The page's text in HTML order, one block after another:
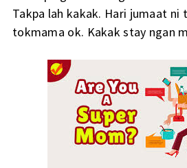
Takpa lah kakak. Hari jumaat ni
tokmama ok. Kakak stay ngan